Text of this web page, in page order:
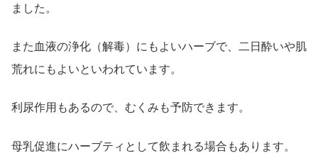
ました。
また血液の浄化（解毒）にもよいハーブで、二日酔いや肌
荒れにもよいといわれています。
利尿作用もあるので、むくみも予防できます。
母乳促進にハーブティとして飲まれる場合もあります。